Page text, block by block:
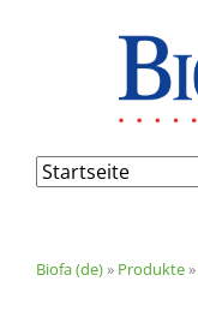
Navigation
überspringen
Biofa (de)» Produkte»